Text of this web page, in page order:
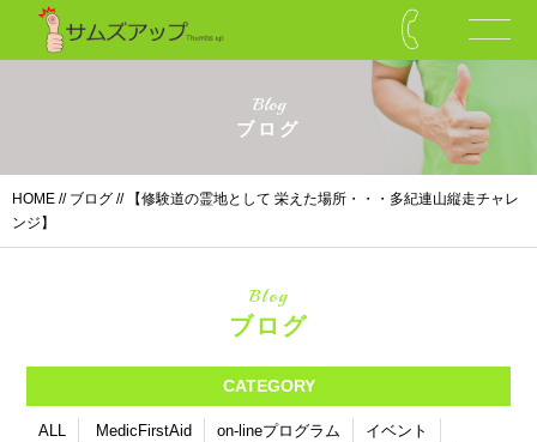
Blog
ブログ
HOME // ブログ // 【修験道の霊地として 栄えた場所・・・多紀連山縦走チャレ
ンジ】
Blog
ブログ
CATEGORY
ALL MedicFirstAid on-lineプログラム
イベント